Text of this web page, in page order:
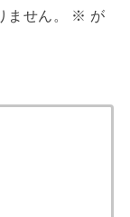
せん。 ※ が